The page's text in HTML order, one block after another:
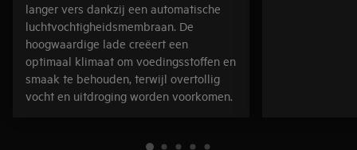
langer vers dankzij een automatische
luchtvochtigheidsmembraan. De
hoogwaardige lade creëert een
optimaal klimaat om voedingsstoffen en
smaak te behouden, terwijl overtollig
vocht en uitdroging worden voorkomen.